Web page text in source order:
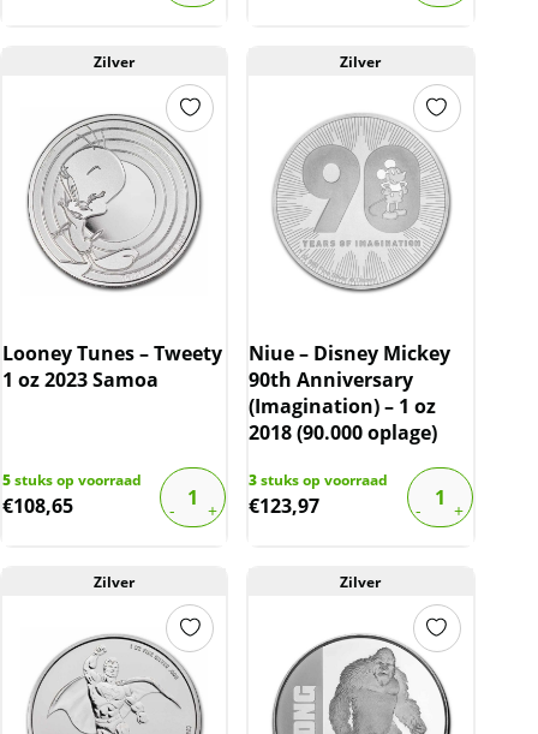
Zilver
Looney Tunes – Tweety
1 oz 2023 Samoa
5stuks op voorraad
€108,65
Zilver
Niue – Disney Mickey
90th Anniversary
(Imagination) – 1 oz
2018 (90.000 oplage)
3stuks op voorraad
€123,97
Zilver Zilver